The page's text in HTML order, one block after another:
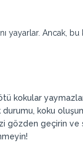
yayarlar. Ancak,
kokular
durumu, koku
gözden geçirin